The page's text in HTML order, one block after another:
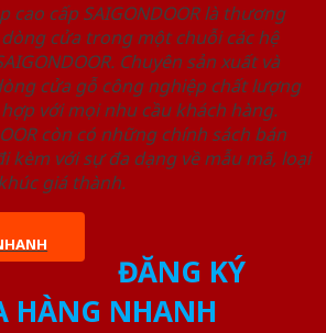
cao cấp SAIGONDOOR là thương
cửa trong một chuỗi các hệ
Chuyên sản xuất và
cửa gỗ công nghiệp chất lượng
với mọi nhu cầu khách hàng.
còn có những chính sách bán
kèm với sự đa dạng về mẫu mã, loại
giá thành.
ĐĂNG KÝ
HÀNG NHANH